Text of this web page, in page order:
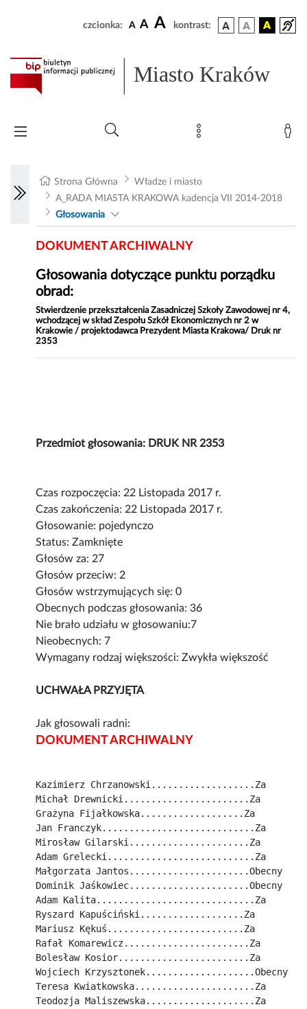
czcionka: A A A kontrast:
Miasto Kraków
Strona Główna
Władze i miasto
A_RADA MIASTA KRAKOWA kadencja VII 2014-2018
Głosowania
DOKUMENT ARCHIWALNY
Głosowania dotyczące punktu porządku
obrad:
Stwierdzenie przekształcenia Zasadniczej Szkoły Zawodowej nr 4,
wchodzącej w skład Zespołu Szkół Ekonomicznych nr 2 w
Krakowie / projektodawca Prezydent Miasta Krakowa/ Druk nr
2353
Przedmiot głosowania: DRUK NR 2353
Czas rozpoczęcia: 22 Listopada 2017 r.
Czas zakończenia: 22 Listopada 2017 r.
Głosowanie: pojedynczo
Status: Zamknięte
Głosów za: 27
Głosów przeciw: 2
Głosów wstrzymujących się: 0
Obecnych podczas głosowania: 36
Nie brało udziału w głosowaniu:7
Nieobecnych: 7
Wymagany rodzaj większości: Zwykła większość
UCHWAŁA PRZYJĘTA
Jak głosowali radni:
DOKUMENT ARCHIWALNY
Kazimierz Chrzanowski...................Za
Michał Drewnicki.......................Za
Grażyna Fijałkowska...................Za
Jan Franczyk............................Za
Mirosław Gilarski......................Za
Adam Grelecki...........................Za
Małgorzata Jantos......................Obecny
Dominik Jaśkowiec......................Obecny
Adam Kalita.............................Za
Ryszard Kapuściński...................Za
Mariusz Kękuś.........................Za
Rafał Komarewicz.......................Za
Bolesław Kosior........................Za
Wojciech Krzysztonek....................Obecny
Teresa Kwiatkowska......................Za
Teodozja Maliszewska....................Za